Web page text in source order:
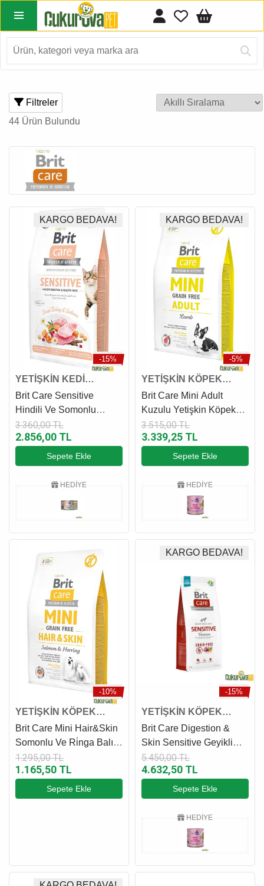
Filtreler
44 Ürün Bulundu
-15%
KARGO BEDAVA!
YETİŞKİN KEDİ
MAMASI
Brit Care Sensitive
Hindili Ve Somonlu
Yetişkin Kedi Maması 7
Kg
3.360,00 TL
2.856,00 TL
Sepete Ekle
HEDİYE
-5%
KARGO BEDAVA!
YETİŞKİN KÖPEK
MAMASI
Brit Care Mini Adult
Kuzulu Yetişkin Köpek
Maması 7 Kg
3.515,00 TL
3.339,25 TL
Sepete Ekle
HEDİYE
-10%
YETİŞKİN KÖPEK
MAMASI
Brit Care Mini Hair&Skin
Somonlu Ve Ri̇nga Balıklı
Yetişkin Köpek Maması 2
Kg
1.295,00 TL
1.165,50 TL
Sepete Ekle
-15%
KARGO BEDAVA!
YETİŞKİN KÖPEK
MAMASI
Brit Care Digestion &
Skin Sensitive Geyikli
Yetişki̇n Köpek Maması
12 Kg
5.450,00 TL
4.632,50 TL
Sepete Ekle
HEDİYE